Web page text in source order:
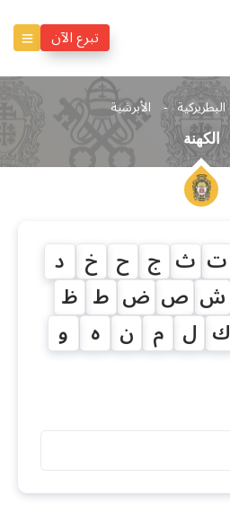
تبرع الآن
البطريركية الأبرشية
الكهنة
ت ث ج ح خ د
ش ص ض ط ظ
ك ل م ن ه و